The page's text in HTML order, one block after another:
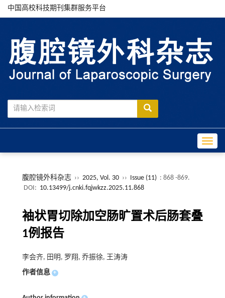
中国高校科技期刊集群服务平台
腹腔镜外科杂志 ›› 2025, Vol. 30 ›› Issue (11) : 868 -869.
DOI: 10.13499/j.cnki.fqjwkzz.2025.11.868
袖状胃切除加空肠旷置术后肠套叠
1例报告
李会齐, 田明, 罗翔, 乔振徐, 王涛涛
作者信息 +